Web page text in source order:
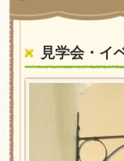
見学会・イ